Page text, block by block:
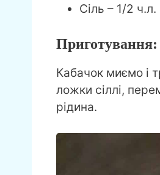
Сіль – 1/2 ч.л.
Приготування:
Кабачок миємо і
ложки сіллі,
рідина.